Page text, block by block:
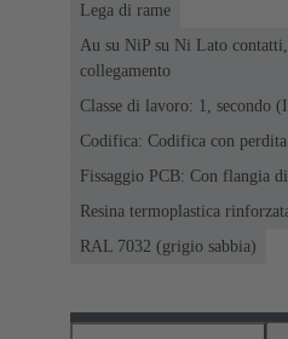
Lega di rame
Au su NiP su Ni Lato
collegamento
Classe di lavoro: 1, secondo
Codifica: Codifica con
Fissaggio PCB: Con flangia
Resina termoplastica
RAL 7032 (grigio sabbia)